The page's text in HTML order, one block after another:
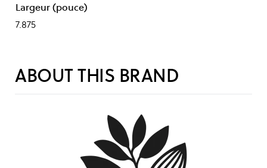
Largeur (pouce)
7.875
ABOUT THIS BRAND